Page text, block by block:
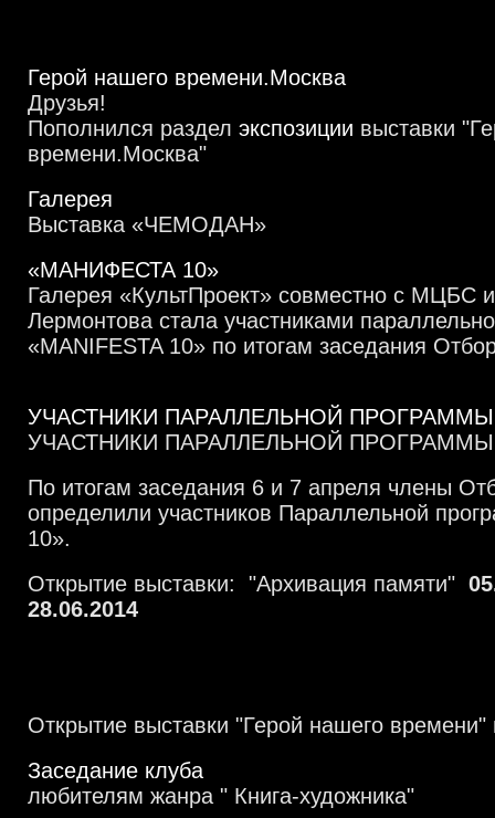
Герой нашего времени.Москва
Друзья!
Пополнился раздел экспозиции выставки
времени.Москва"
Галерея
Выставка «ЧЕМОДАН»
«МАНИФЕСТА 10»
Галерея «КультПроект» совместно с
Лермонтова стала участниками
«MANIFESTA 10» по итогам заседания
УЧАСТНИКИ ПАРАЛЛЕЛЬНОЙ ПРОГРАММЫ
УЧАСТНИКИ ПАРАЛЛЕЛЬНОЙ ПРОГРАММЫ
По итогам заседания 6 и 7 апреля члены
определили участников Параллельной
10».
Открытие выставки: "Архивация памяти"
28.06.2014
Открытие выставки "Герой нашего
Заседание клуба
любителям жанра " Книга-художника"